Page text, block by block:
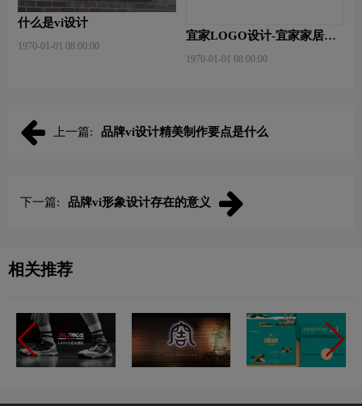
什么是vi设计
1970-01-01 08:00:00
宜家LOGO设计-宜家家居标
1970-01-01 08:00:00
上一篇: 品牌vi设计精美制作要点是什么
下一篇: 品牌vi形象设计存在的意义
相关推荐